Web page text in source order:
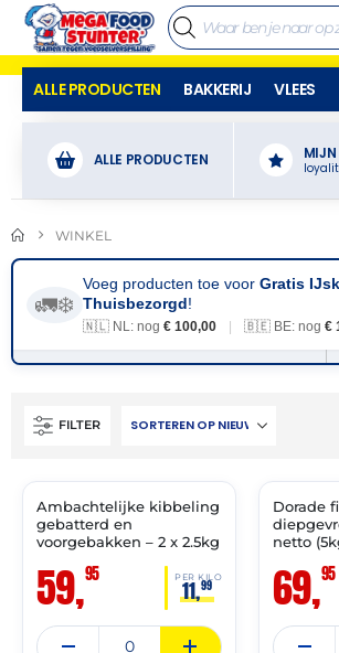
ALLE PRODUCTEN BAKKERIJ VLEES
ALLE PRODUCTEN MIJN
WINKEL
🚛❄️
Voeg producten toe voor Gratis
Thuisbezorgd!
🇳🇱 NL: nog € 100,00 | 🇧🇪 BE: nog €
FILTER
✓ VAST ASSORTIMENT
THT:
Ambachtelijke kibbeling
gebatterd en
voorgebakken – 2 x 2.5kg
59,95 PER KILO
11,99
✓ VAST
Dorade
netto
69,95